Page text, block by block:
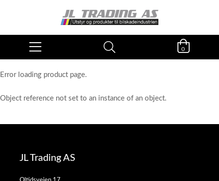
0
Error loading product page.
Object reference not set to an instance of an object.
JL Trading AS